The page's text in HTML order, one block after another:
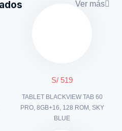
Ver más
S/ 519
TABLET BLACKVIEW TAB 60
PRO, 8GB+16, 128 ROM, SKY
BLUE